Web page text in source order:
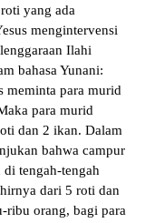
yang ada
mengintervensi
Ilahi
bahasa Yunani:
meminta para murid
para murid
dan 2 ikan. Dalam
bahwa campur
tengah-tengah
dari 5 roti dan
ribu orang, bagi para